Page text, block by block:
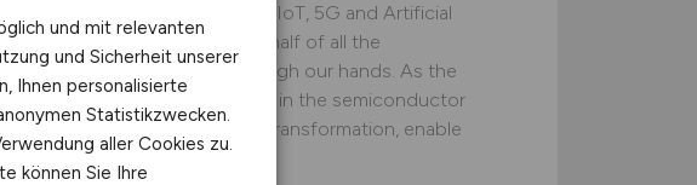
tomorrowʻs technology. IoT, 5G and Artificial
without us. More than half of all the
worldwide first pass through our hands. As the
of automated test systems in the semiconductor
the world to realize the digital transformation, enable
und mit relevanten
und Sicherheit unserer
Ihnen personalisierte
Statistikzwecken.
aller Cookies zu.
können Sie Ihre